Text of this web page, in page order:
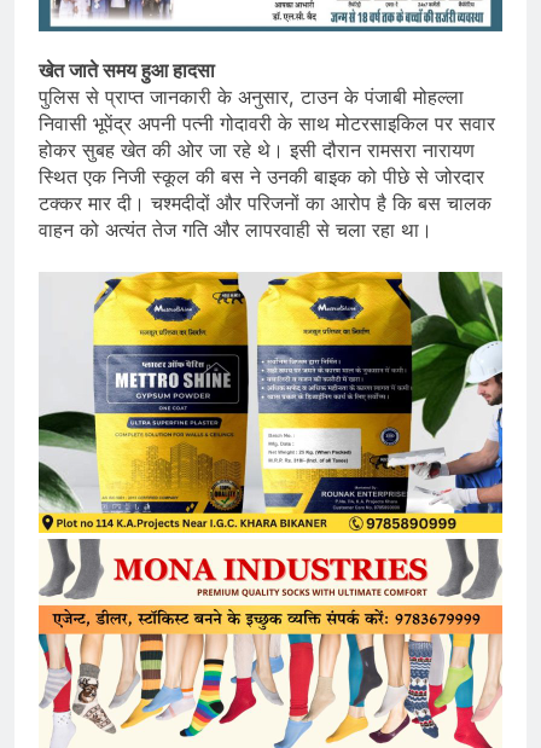
खेत जाते समय हुआ हादसा
पुलिस से प्राप्त जानकारी के अनुसार, टाउन के पंजाबी मोहल्ला
निवासी भूपेंद्र अपनी पत्नी गोदावरी के साथ मोटरसाइकिल पर सवार
होकर सुबह खेत की ओर जा रहे थे। इसी दौरान रामसरा नारायण
स्थित एक निजी स्कूल की बस ने उनकी बाइक को पीछे से जोरदार
टक्कर मार दी। चश्मदीदों और परिजनों का आरोप है कि बस चालक
वाहन को अत्यंत तेज गति और लापरवाही से चला रहा था।